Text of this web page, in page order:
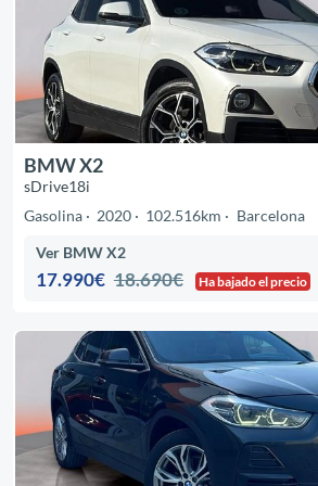
BMW X2
sDrive18i
Gasolina
2020 102.516km Barcelona
Ver BMW X2
17.990€ 18.690€ Ha bajado el precio